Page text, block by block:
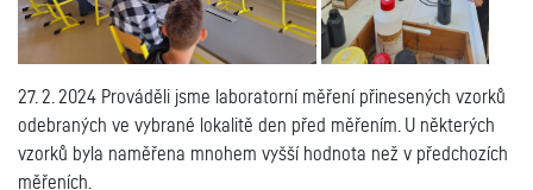
27. 2. 2024 Prováděli jsme laboratorní měření přinesených vzorků
odebraných ve vybrané lokalitě den před měřením. U některých
vzorků byla naměřena mnohem vyšší hodnota než v předchozích
měřeních.